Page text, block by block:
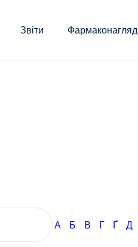
Звіти Фармаконагляд
А Б В Г Ґ Д